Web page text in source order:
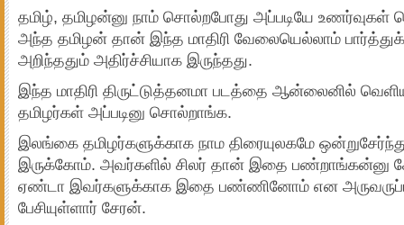
தமிழ், தமிழன்னு நாம் சொல்றபோது அப்படியே உணர்வுகள்
அந்த தமிழன் தான் இந்த மாதிரி வேலையெல்லாம்
அறிந்ததும் அதிர்ச்சியாக இருந்தது.
இந்த மாதிரி திருட்டுத்தனமா படத்தை ஆன்லைனில்
தமிழர்கள் அப்படினு சொல்றாங்க.
இலங்கை தமிழர்களுக்காக நாம திரையுலகமே
இருக்கோம். அவர்களில் சிலர் தான் இதை பண்றாங்கன்னு
ஏண்டா இவர்களுக்காக இதை பண்ணினோம் என
பேசியுள்ளார் சேரன்.